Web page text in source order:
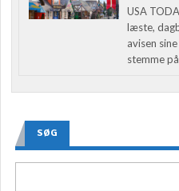
USA
læste,
avisen
stemme
SØG